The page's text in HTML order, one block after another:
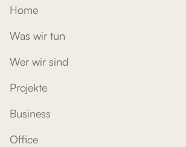
Home
Was wir tun
Wer wir sind
Projekte
Business
Office